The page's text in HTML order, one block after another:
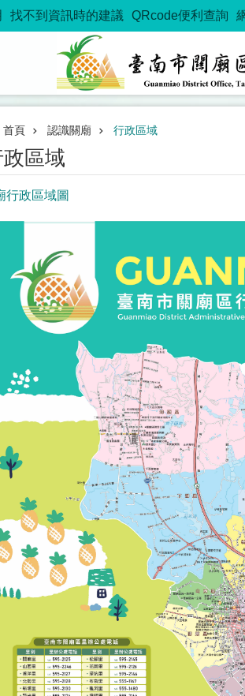
找不到資訊時的建議 QRcode便利查詢
首頁 認識關廟 行政區域
區域
行政區域圖